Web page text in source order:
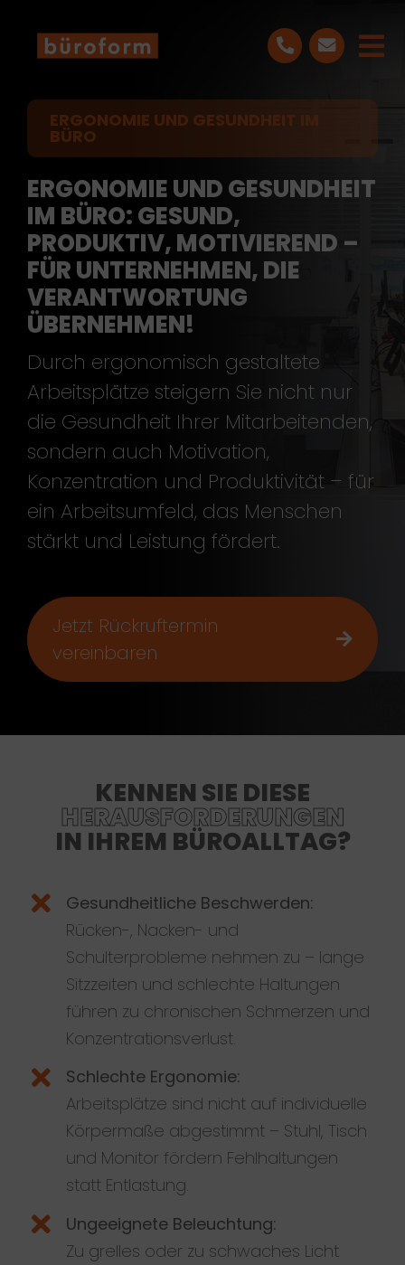
content
LEISTUNGEN
ÜBER UNS
BLOG
KONTAKT
ERGONOMIE UND GESUNDHEIT IM
BÜRO
ERGONOMIE UND GESUNDHEIT
IM BÜRO: GESUND,
PRODUKTIV, MOTIVIEREND –
FÜR UNTERNEHMEN, DIE
VERANTWORTUNG
ÜBERNEHMEN!
Durch ergonomisch gestaltete
Arbeitsplätze steigern Sie nicht nur
die Gesundheit Ihrer Mitarbeitenden,
sondern auch Motivation,
Konzentration und Produktivität – für
ein Arbeitsumfeld, das Menschen
stärkt und Leistung fördert.
Jetzt Rückruftermin
vereinbaren
KENNEN SIE DIESE
HERAUSFORDERUNGEN
IN IHREM BÜROALLTAG?
Gesundheitliche Beschwerden:
Rücken-, Nacken- und
Schulterprobleme nehmen zu – lange
Sitzzeiten und schlechte Haltungen
führen zu chronischen Schmerzen und
Konzentrationsverlust.
Schlechte Ergonomie:
Arbeitsplätze sind nicht auf individuelle
Körpermaße abgestimmt – Stuhl, Tisch
und Monitor fördern Fehlhaltungen
statt Entlastung.
Ungeeignete Beleuchtung:
Zu grelles oder zu schwaches Licht